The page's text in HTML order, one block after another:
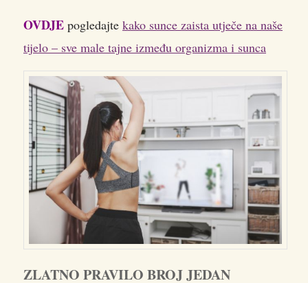
OVDJE pogledajte kako sunce zaista utječe na naše
tijelo – sve male tajne između organizma i sunca
ZLATNO PRAVILO BROJ JEDAN